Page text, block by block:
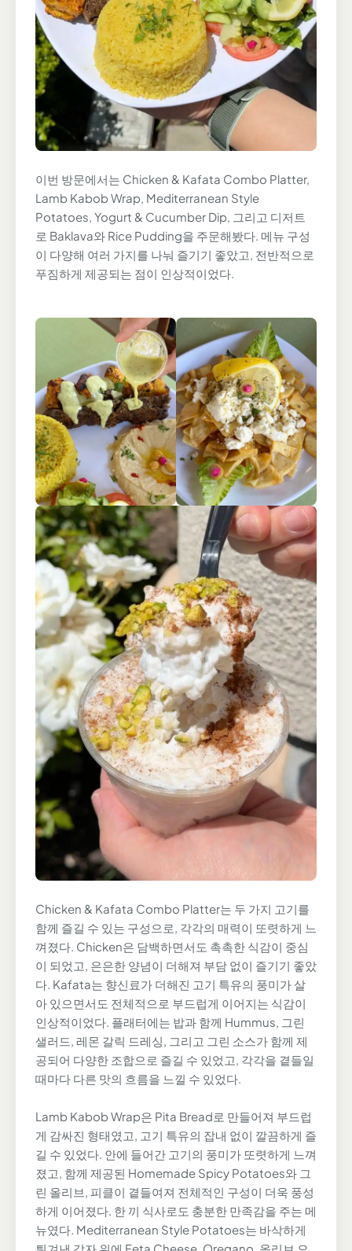
이번 방문에서는 Chicken & Kafata Combo Platter,
Lamb Kabob Wrap, Mediterranean Style
Potatoes, Yogurt & Cucumber Dip, 그리고 디저트
로 Baklava와 Rice Pudding을 주문해봤다. 메뉴 구성
이 다양해 여러 가지를 나눠 즐기기 좋았고, 전반적으로
푸짐하게 제공되는 점이 인상적이었다.
Chicken & Kafata Combo Platter는 두 가지 고기를
함께 즐길 수 있는 구성으로, 각각의 매력이 또렷하게 느
껴졌다. Chicken은 담백하면서도 촉촉한 식감이 중심
이 되었고, 은은한 양념이 더해져 부담 없이 즐기기 좋았
다. Kafata는 향신료가 더해진 고기 특유의 풍미가 살
아 있으면서도 전체적으로 부드럽게 이어지는 식감이
인상적이었다. 플래터에는 밥과 함께 Hummus, 그린
샐러드, 레몬 갈릭 드레싱, 그리고 그린 소스가 함께 제
공되어 다양한 조합으로 즐길 수 있었고, 각각을 곁들일
때마다 다른 맛의 흐름을 느낄 수 있었다.
Lamb Kabob Wrap은 Pita Bread로 만들어져 부드럽
게 감싸진 형태였고, 고기 특유의 잡내 없이 깔끔하게 즐
길 수 있었다. 안에 들어간 고기의 풍미가 또렷하게 느껴
졌고, 함께 제공된 Homemade Spicy Potatoes와 그
린 올리브, 피클이 곁들여져 전체적인 구성이 더욱 풍성
하게 이어졌다. 한 끼 식사로도 충분한 만족감을 주는 메
뉴였다. Mediterranean Style Potatoes는 바삭하게